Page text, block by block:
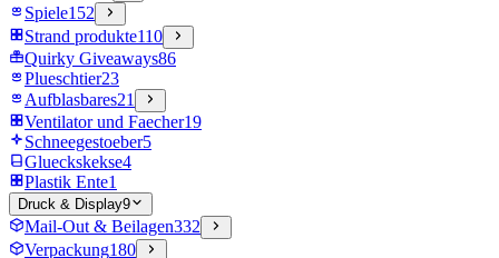
Spiele152
Strand produkte110
Quirky Giveaways86
Plueschtier23
Aufblasbares21
Ventilator und Faecher19
Schneegestoeber5
Glueckskekse4
Plastik Ente1
Druck & Display9
Mail-Out & Beilagen332
Verpackung180